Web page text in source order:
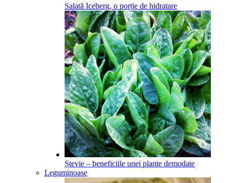
Salată Iceberg, o porție de hidratare
Ștevie – beneficiile unei plante demodate
Leguminoase